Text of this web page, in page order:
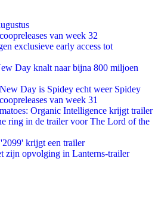
van week 32
exclusieve early access tot
Day knalt naar bijna 800 miljoen
Day is Spidey echt weer Spidey
van week 31
Organic Intelligence krijgt trailer
ring in de trailer voor The Lord of the
krijgt een trailer
zijn opvolging in Lanterns-trailer